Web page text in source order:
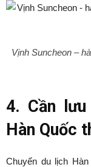
Vịnh Suncheon –
4. Cần
Hàn Quốc
Chuyến du lịch